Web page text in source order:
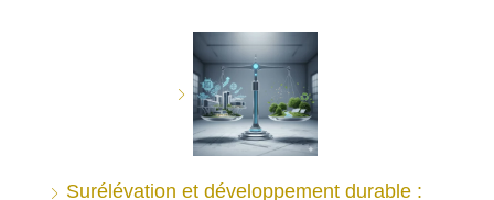
Surélévation et développement durable :